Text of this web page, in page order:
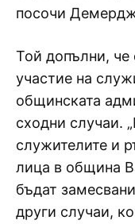
посочи
Той допълни, че
участие на
общинската
сходни случаи.
служителите и
лица в община
бъдат
други случаи,